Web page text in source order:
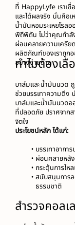
ที่ HappyLyfe เราเชื่
และได้ผลจริง นั่นคือ
น้ำมันหอมระเหยโรล
พิถีพิถัน ไม่ว่าคุณกำลั
ผ่อนคลายความเครี
ผลิตภัณฑ์ของเราถูกอ
อย่างง่ายดาย
ทำไมต้องเ
บาล์มและน้ำมันนวด
ช่วยบรรเทาความตึง
บาล์มและน้ำมันนวดอ
ที่ปลอดภัย ปราศจากส
จิตใจ
ประโยชน์หลัก ได้แก่:
บรรเทาอากา
ผ่อนคลายหลั
กระตุ้นการไห
สนับสนุนการล
ธรรมชาติ
สำรวจคอลเ